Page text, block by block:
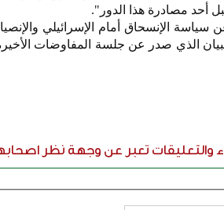
أحد مصادرة هذا الدور".
الإنسحاق أمام الإسرائيلي
الذي صدر عن جلسة المفاوضات
والتعليقات تعبر عن وجهة نظر